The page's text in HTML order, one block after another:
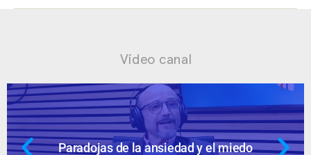
Vídeo canal
y el miedo Ansiedad: supuestos